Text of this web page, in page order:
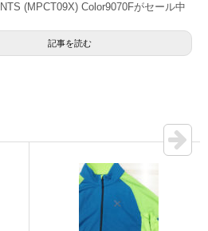
(MPCT09X) Color9070Fがセール中
記事を読む